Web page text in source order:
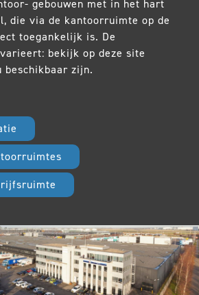
gebouwen met in het hart
die via de kantoorruimte op de
toegankelijk is. De
bekijk op deze site
zijn.